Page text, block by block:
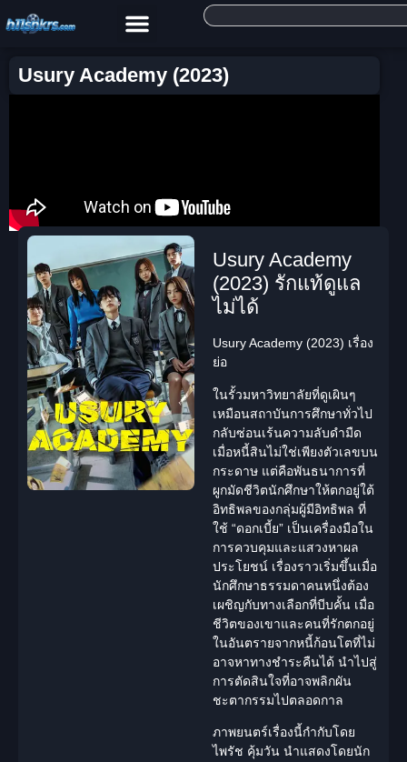
Usury Academy (2023)
Usury Academy
(2023) รักแท้ดูแล
ไม่ได้
Usury Academy (2023) เรื่อง
ย่อ
ในรั้วมหาวิทยาลัยที่ดูเผินๆ
เหมือนสถาบันการศึกษาทั่วไป
กลับซ่อนเร้นความลับดำมืด
เมื่อหนี้สินไม่ใช่เพียงตัวเลขบน
กระดาษ แต่คือพันธนาการที่
ผูกมัดชีวิตนักศึกษาให้ตกอยู่ใต้
อิทธิพลของกลุ่มผู้มีอิทธิพล ที่
ใช้ “ดอกเบี้ย” เป็นเครื่องมือใน
การควบคุมและแสวงหาผล
ประโยชน์ เรื่องราวเริ่มขึ้นเมื่อ
นักศึกษาธรรมดาคนหนึ่งต้อง
เผชิญกับทางเลือกที่บีบคั้น เมื่อ
ชีวิตของเขาและคนที่รักตกอยู่
ในอันตรายจากหนี้ก้อนโตที่ไม่
อาจหาทางชำระคืนได้ นำไปสู่
การตัดสินใจที่อาจพลิกผัน
ชะตากรรมไปตลอดกาล
ภาพยนตร์เรื่องนี้กำกับโดย
ไพรัช คุ้มวัน นำแสดงโดยนัก